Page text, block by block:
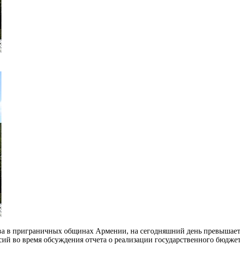
в приграничных общинах Армении, на сегодняшний день
во время обсуждения отчета о реализации государственного